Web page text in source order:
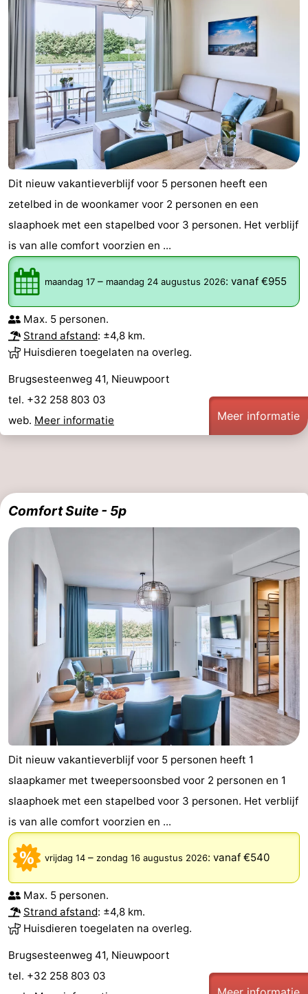
Dit nieuw vakantieverblijf voor 5 personen heeft een
zetelbed in de woonkamer voor 2 personen en een
slaaphoek met een stapelbed voor 3 personen. Het verblijf
is van alle comfort voorzien en ...
maandag 17 – maandag 24 augustus 2026: vanaf €955
Max. 5 personen.
Strand afstand: ±4,8 km.
Huisdieren toegelaten na overleg.
Brugsesteenweg 41, Nieuwpoort
tel. +32 258 803 03
web. Meer informatie Meer informatie
Comfort Suite - 5p
Dit nieuw vakantieverblijf voor 5 personen heeft 1
slaapkamer met tweepersoonsbed voor 2 personen en 1
slaaphoek met een stapelbed voor 3 personen. Het verblijf
is van alle comfort voorzien en ...
vrijdag 14 – zondag 16 augustus 2026: vanaf €540
Max. 5 personen.
Strand afstand: ±4,8 km.
Huisdieren toegelaten na overleg.
Brugsesteenweg 41, Nieuwpoort
tel. +32 258 803 03